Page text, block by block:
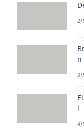
2/
n
3/
l
4/